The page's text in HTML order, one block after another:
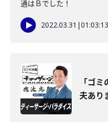
通はＢでした！
2022.03.31 |01:03:13
「ゴ
夫あり